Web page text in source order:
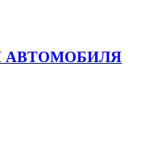
АВТОМОБИЛЯ